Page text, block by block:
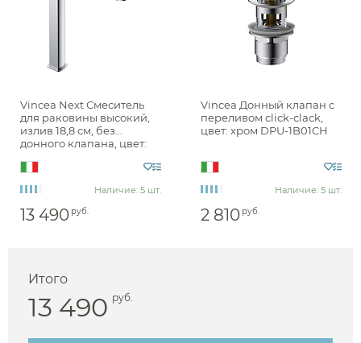
Vincea Next Смеситель
для раковины высокий,
излив 18,8 см, без
донного клапана, цвет:
Наличие: 5 шт.
13 490 руб.
Vincea Донный клапан с
переливом click-clack,
цвет: хром DPU-1B01CH
Наличие: 5 шт.
2 810 руб.
Итого
13 490 руб.